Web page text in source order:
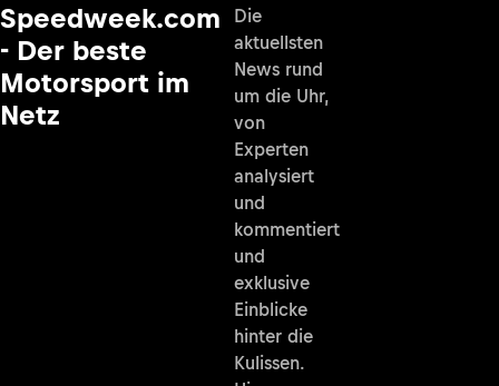
Speedweek.com
- Der beste
Motorsport im
Netz
Die
aktuellsten
News rund
um die Uhr,
von
Experten
analysiert
und
kommentiert
und
exklusive
Einblicke
hinter die
Kulissen.